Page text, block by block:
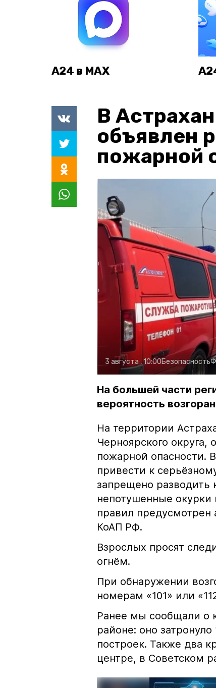
А24 в MAX
В
объявлен
пожарной
3 августа , 10:00Безопасность
На большей части
вероятность
На территории
Черноярского
пожарной опасности.
привести к
запрещено разводить
непотушенные
правил предусмотрен
КоАП РФ.
Взрослых просят
огнём.
При обнаружении
номерам «101» или
Ранее мы сообщали о
районе: оно
построек. Также два
центре, в Советском